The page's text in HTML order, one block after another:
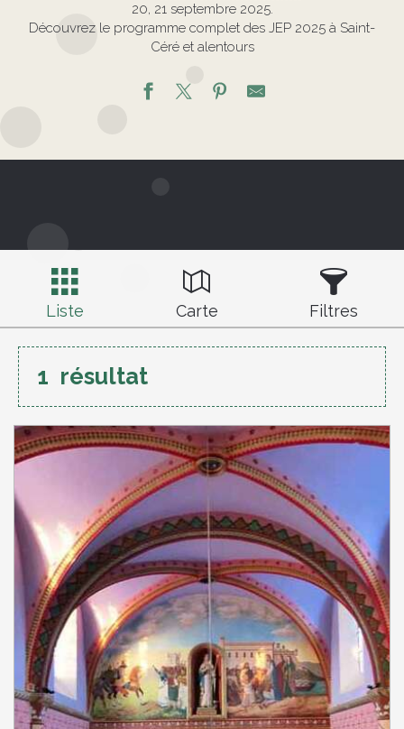
20, 21 septembre 2025.
Découvrez le programme complet des JEP 2025 à Saint-
Céré et alentours
Liste Carte Filtres
1 résultat